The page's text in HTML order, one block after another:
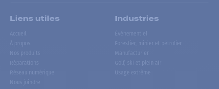
Liens utiles
Accueil
À propos
Nos produits
Réparations
Réseau numérique
Nous joindre
Industries
Événementiel
Forestier, minier et pétrolier
Manufacturier
Golf, ski et plein air
Usage extrême